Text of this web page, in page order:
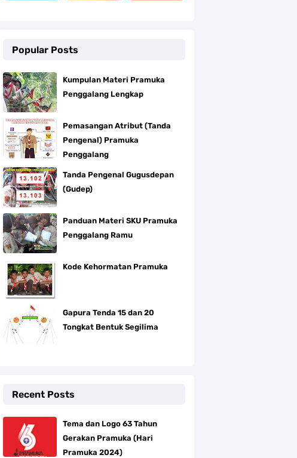
Popular Posts
Kumpulan Materi Pramuka
Penggalang Lengkap
Pemasangan Atribut (Tanda
Pengenal) Pramuka
Penggalang
Tanda Pengenal Gugusdepan
(Gudep)
Panduan Materi SKU Pramuka
Penggalang Ramu
Kode Kehormatan Pramuka
Gapura Tenda 15 dan 20
Tongkat Bentuk Segilima
Recent Posts
Tema dan Logo 63 Tahun
Gerakan Pramuka (Hari
Pramuka 2024)